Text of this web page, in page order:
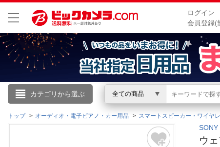
ログイン
会員登録(
カテゴリから選ぶ 全ての商品
こんにちは
ログイン
トップ オーディオ・電子ピアノ・カー用品 スマートスピーカー・ワイヤ
SONY
ウ